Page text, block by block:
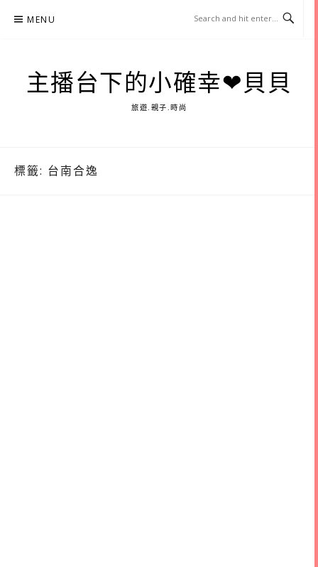
MENU
主播台下的小確幸❤貝貝
旅遊.親子.時尚
標籤: 台南合逸